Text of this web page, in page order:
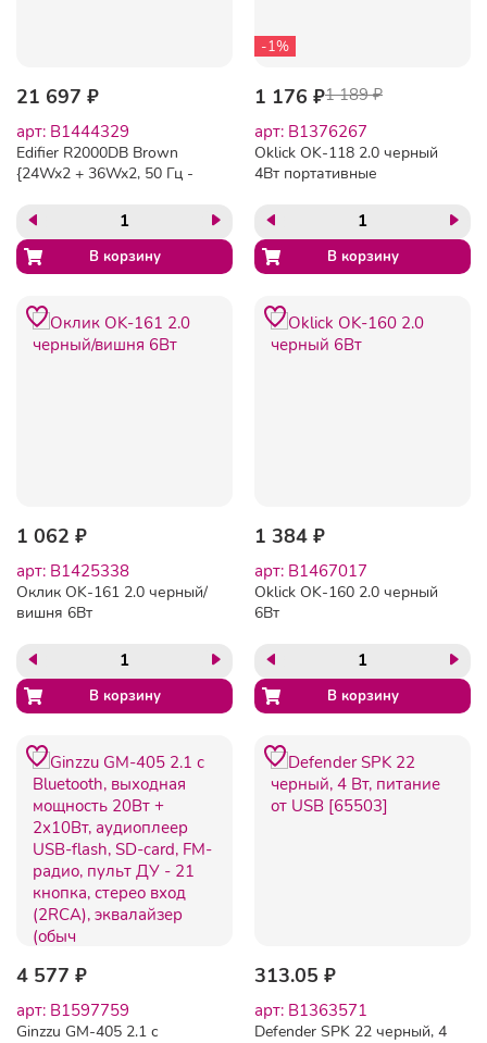
21 697 ₽
арт: B1444329
Edifier R2000DB Brown
{24Wx2 + 36Wx2, 50 Гц -
-1%
1 176 ₽1 189 ₽
арт: B1376267
Oklick OK-118 2.0 черный
4Вт портативные
1 062 ₽
арт: B1425338
Оклик OK-161 2.0 черный/
вишня 6Вт
1 384 ₽
арт: B1467017
Oklick OK-160 2.0 черный
6Вт
4 577 ₽
арт: B1597759
Ginzzu GM-405 2.1 с
313.05 ₽
арт: B1363571
Defender SPK 22 черный, 4